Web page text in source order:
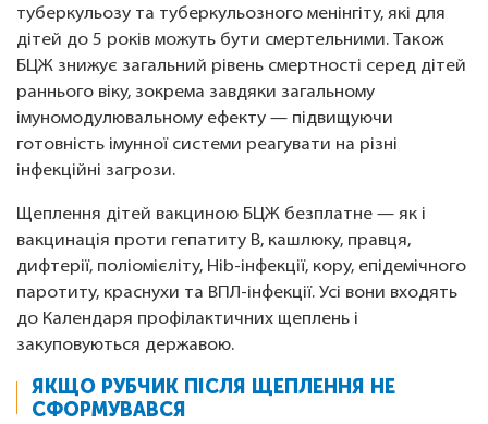
туберкульозу та туберкульозного менінгіту, які для
дітей до 5 років можуть бути смертельними. Також
БЦЖ знижує загальний рівень смертності серед дітей
раннього віку, зокрема завдяки загальному
імуномодулювальному ефекту — підвищуючи
готовність імунної системи реагувати на різні
інфекційні загрози.
Щеплення дітей вакциною БЦЖ безплатне — як і
вакцинація проти гепатиту В, кашлюку, правця,
дифтерії, поліомієліту, Hib-інфекції, кору, епідемічного
паротиту, краснухи та ВПЛ-інфекції. Усі вони входять
до Календаря профілактичних щеплень і
закуповуються державою.
ЯКЩО РУБЧИК ПІСЛЯ ЩЕПЛЕННЯ НЕ
СФОРМУВАВСЯ